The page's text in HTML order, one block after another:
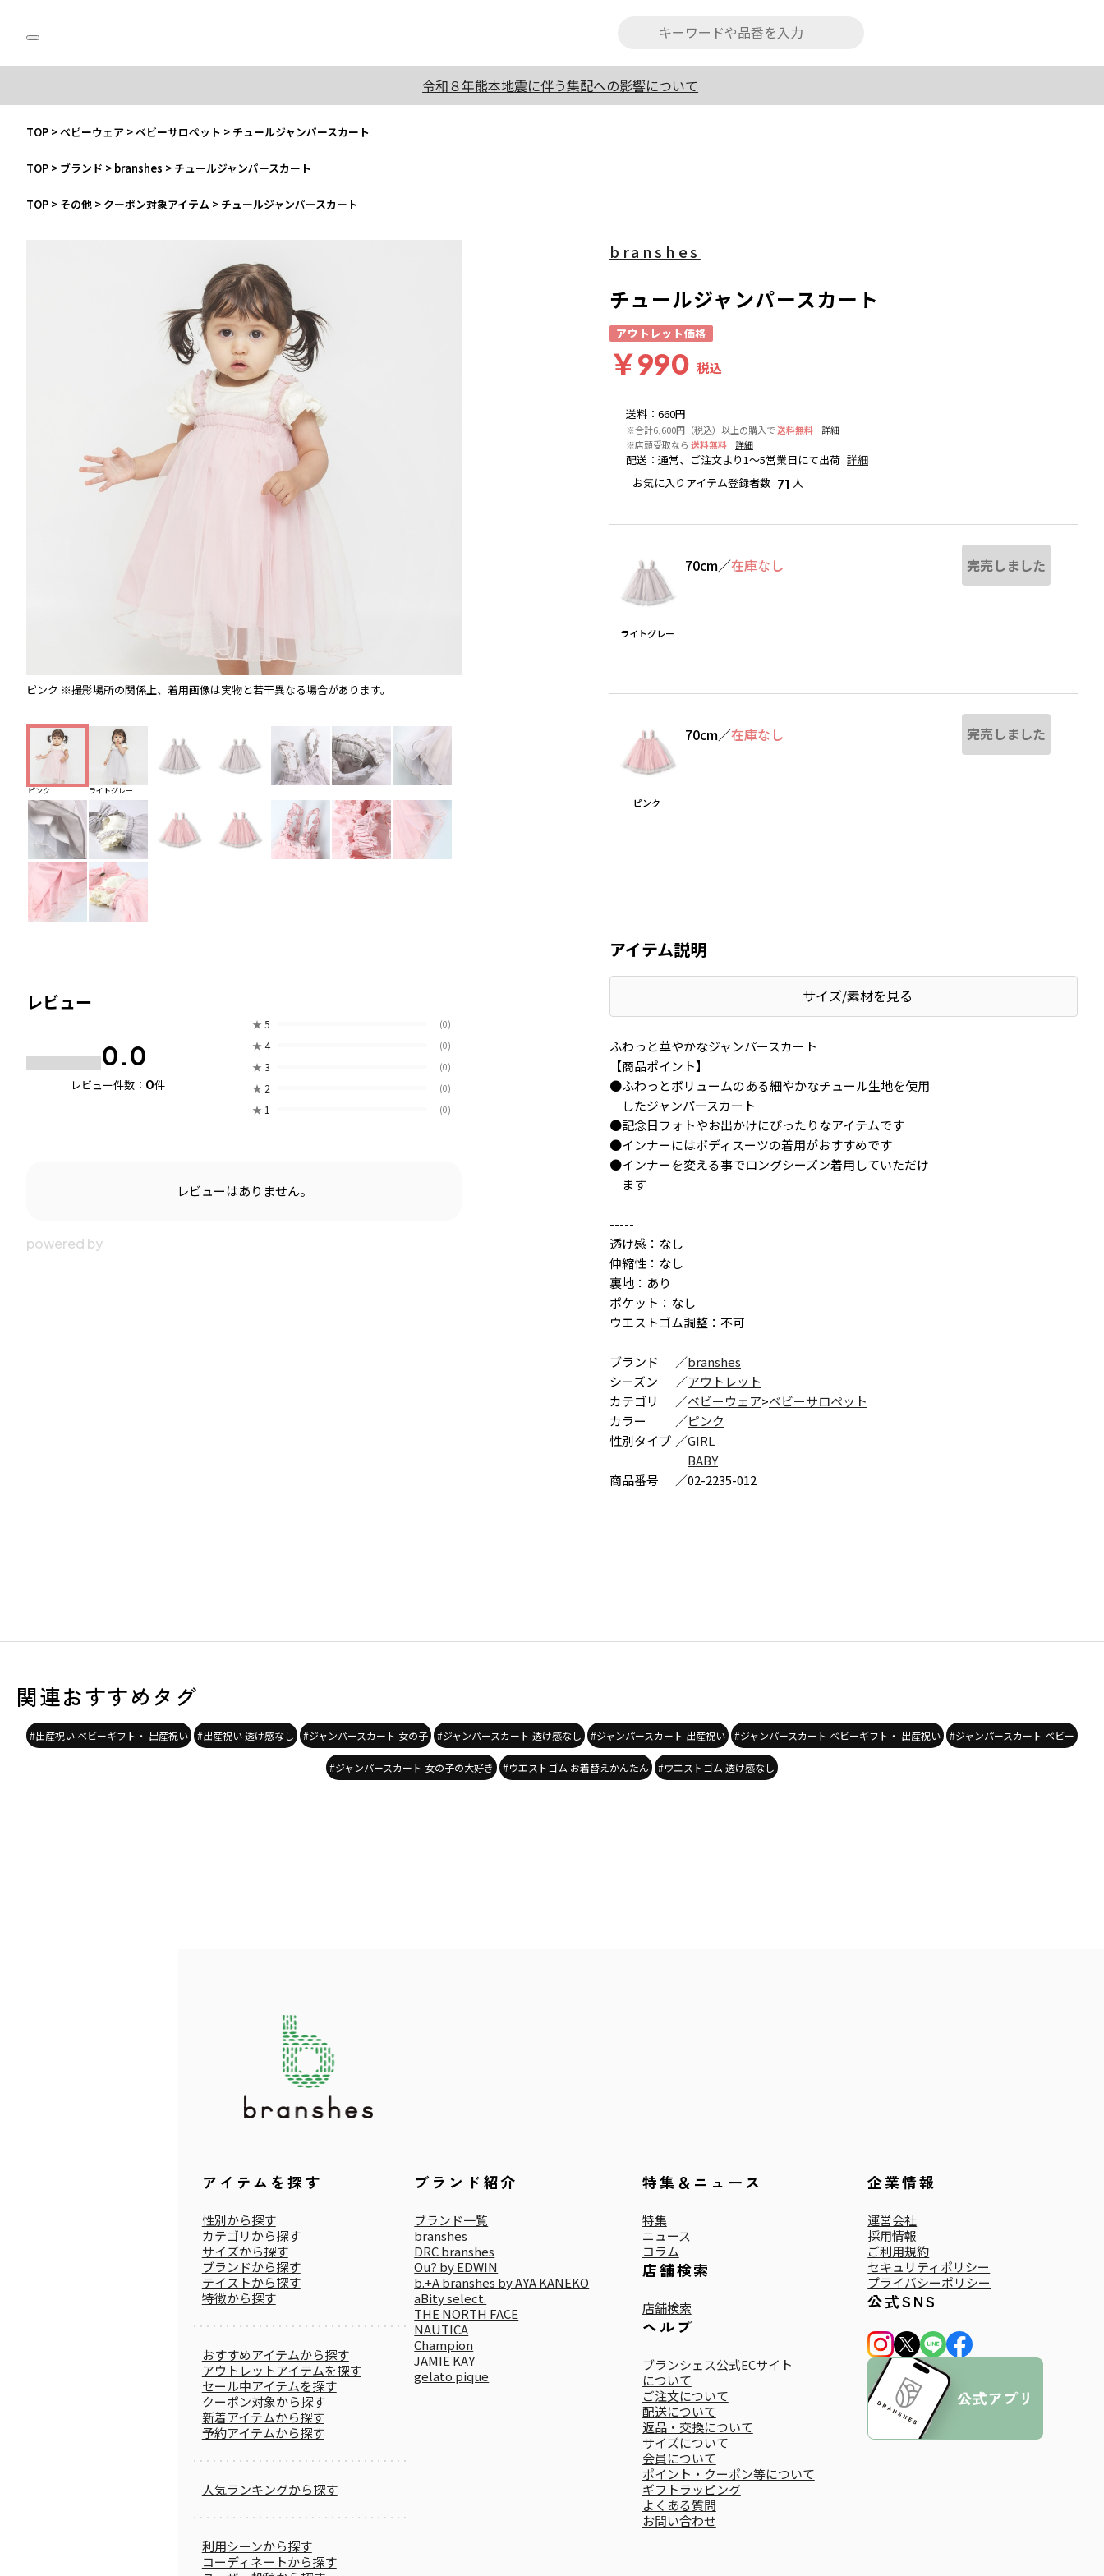
令和８年熊本地震に伴う集配への影響について
TOP >ベビーウェア >ベビーサロペット > チュールジャンパースカート
TOP > ブランド > branshes > チュールジャンパースカート
TOP > その他 > クーポン対象アイテム > チュールジャンパースカート
ピンク ※撮影場所の関係上、着用画像は実物と若干異なる場合があります。 ※撮影場所の関係上、着用画像は実物と若干異なる場合があります。 ライトグレー
ピンク ライトグレー
レビュー
0.0
レビュー件数： 0件
★ 5 (0)
★ 4 (0)
★ 3 (0)
★ 2 (0)
★ 1 (0)
レビューはありません。
送料 ： 660円
※合計6,600円（税込）以上の購入で送料無料
詳細
※店頭受取なら 送料無料 詳細
配送 ： 通常、ご注文より1～5営業日にて出荷 詳細
お気に入りアイテム登録者数 71 人
branshes
チュールジャンパースカート
アウトレット価格
￥990 税込
ライトグレー
70cm／在庫なし 完売しました
ピンク
70cm／在庫なし 完売しました
アイテム説明
サイズ/素材を見る
ふわっと華やかなジャンパースカート
【商品ポイント】
●ふわっとボリュームのある細やかなチュール生地を使用
したジャンパースカート
●記念日フォトやお出かけにぴったりなアイテムです
●インナーにはボディスーツの着用がおすすめです
●インナーを変える事でロングシーズン着用していただけ
ます
-----
透け感：なし
伸縮性：なし
裏地：あり
ポケット：なし
ウエストゴム調整：不可
ブランド ／branshes
シーズン
／アウトレット
カテゴリ
／ベビーウェア>ベビーサロペット
カラー
／ピンク
性別タイプ ／GIRL
BABY
商品番号
／02-2235-012
関連おすすめタグ
#出産祝い ベビーギフト・ 出産祝い #出産祝い 透け感なし #ジャンパースカート 女の子 #ジャンパースカート 透け感なし #ジャンパースカート 出産祝い #ジャンパースカート ベビーギフト・ 出産祝い #ジャンパースカート ベビー
#ジャンパースカート 女の子の大好き #ウエストゴム お着替えかんたん #ウエストゴム 透け感なし
アイテムを探す
性別から探す
カテゴリから探す
サイズから探す
ブランドから探す
テイストから探す
特徴から探す
おすすめアイテムから探す
アウトレットアイテムを探す
セール中アイテムを探す
クーポン対象から探す
新着アイテムから探す
予約アイテムから探す
人気ランキングから探す
利用シーンから探す
コーディネートから探す
ブランド紹介
ブランド一覧
branshes
DRC branshes
Ou? by EDWIN
b.+A branshes by AYA KANEKO
aBity select.
THE NORTH FACE
NAUTICA
Champion
JAMIE KAY
gelato pique
特集＆ニュース
特集
ニュース
コラム
店舗検索
店舗検索
ヘルプ
ブランシェス公式ECサイト
について
ご注文について
配送について
返品・交換について
サイズについて
会員について
ポイント・クーポン等について
ギフトラッピング
よくある質問
お問い合わせ
企業情報
運営会社
採用情報
ご利用規約
セキュリティポリシー
プライバシーポリシー
公式SNS